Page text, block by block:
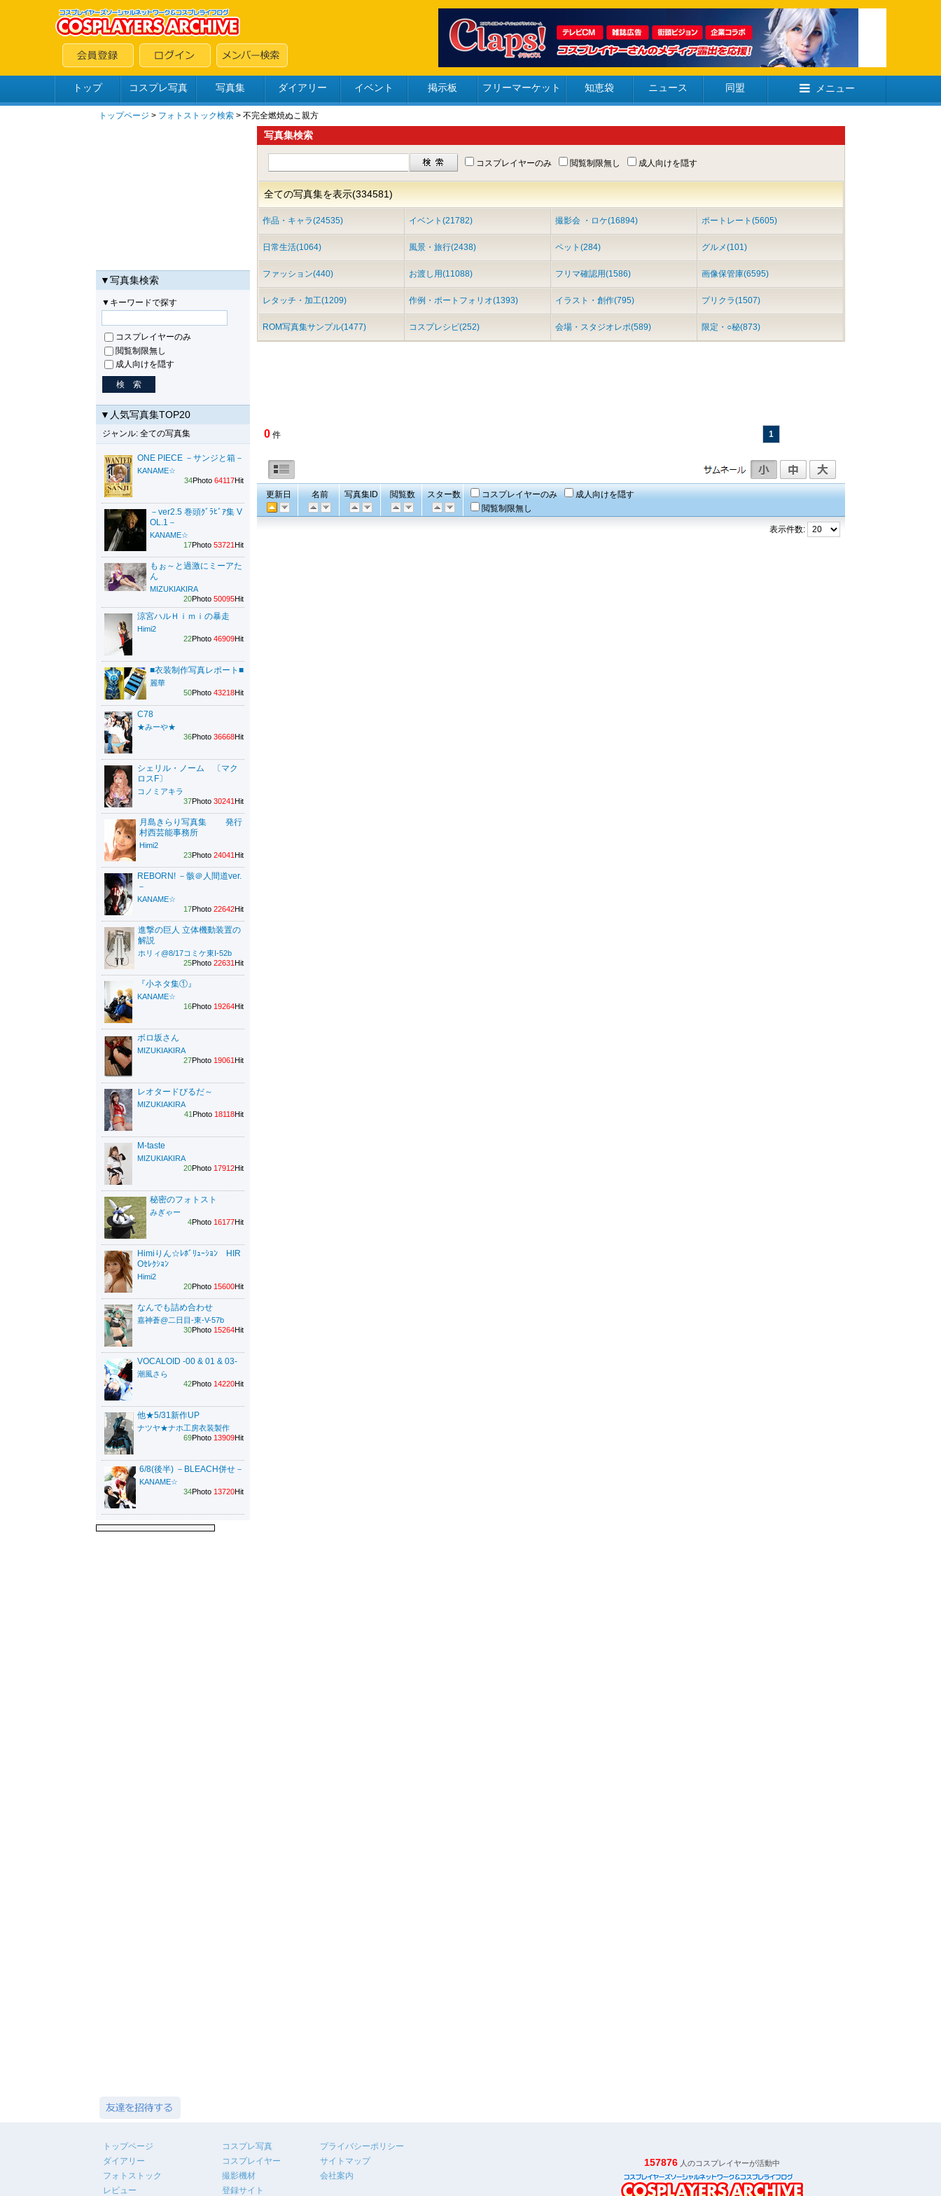
トップ コスプレ写真 写真集 ダイアリー イベント 掲示板 フリーマーケット 知恵袋 ニュース 同盟 メニュー
トップページ > フォトストック検索 > 不完全燃焼ぬこ親方
▼写真集検索
▼キーワードで探す
コスプレイヤーのみ
閲覧制限無し
成人向けを隠す
▼人気写真集TOP20
ジャンル: 全ての写真集
ONE PIECE －サンジと箱－
KANAME☆
34Photo 64117Hit
－ver2.5 巻頭ｸﾞﾗﾋﾞｱ集 V
OL.1－
KANAME☆
17Photo 53721Hit
もぉ～と過激にミーアた
ん
MIZUKIAKIRA
20Photo 50095Hit
涼宮ハルＨｉｍｉの暴走
Himi2
22Photo 46909Hit
■衣装制作写真レポート■
麗華
50Photo 43218Hit
C78
★みーや★
36Photo 36668Hit
シェリル・ノーム 〔マク
ロスF〕
コノミアキラ
37Photo 30241Hit
月島きらり写真集 発行
村西芸能事務所
Himi2
23Photo 24041Hit
REBORN! －骸＠人間道ver.
－
KANAME☆
17Photo 22642Hit
進撃の巨人 立体機動装置の
解説
ホリィ@8/17コミケ東I-52b
25Photo 22631Hit
『小ネタ集①』
KANAME☆
16Photo 19264Hit
ボロ坂さん
MIZUKIAKIRA
27Photo 19061Hit
レオタードびるだ～
MIZUKIAKIRA
41Photo 18118Hit
M-taste
MIZUKIAKIRA
20Photo 17912Hit
秘密のフォトスト
みぎゃー
4Photo 16177Hit
Himiりん☆ﾚﾎﾞﾘｭｰｼｮﾝ HIR
Oｾﾚｸｼｮﾝ
Himi2
20Photo 15600Hit
なんでも詰め合わせ
嘉神蒼@二日目-東-V-57b
30Photo 15264Hit
VOCALOID -00 & 01 & 03-
潮風さら
42Photo 14220Hit
他★5/31新作UP
ナツヤ★ナホ工房衣装製作
69Photo 13909Hit
6/8(後半) －BLEACH併せ－
KANAME☆
34Photo 13720Hit
写真集検索
コスプレイヤーのみ 閲覧制限無し 成人向けを隠す
全ての写真集を表示(334581)
作品・キャラ(24535) イベント(21782) 撮影会 ・ロケ(16894) ポートレート(5605)
日常生活(1064) 風景・旅行(2438) ペット(284) グルメ(101)
ファッション(440) お渡し用(11088) フリマ確認用(1586) 画像保管庫(6595)
レタッチ・加工(1209) 作例・ポートフォリオ(1393) イラスト・創作(795) プリクラ(1507)
ROM写真集サンプル(1477) コスプレシピ(252) 会場・スタジオレポ(589) 限定・○秘(873)
0 件 1
更新日 名前 写真集ID 閲覧数 スター数 コスプレイヤーのみ
成人向けを隠す
閲覧制限無し
表示件数:
トップページ
ダイアリー
フォトストック
レビュー
コスプレ写真
コスプレイヤー
撮影機材
登録サイト
プライバシーポリシー
サイトマップ
会社案内
157876 人のコスプレイヤーが活動中